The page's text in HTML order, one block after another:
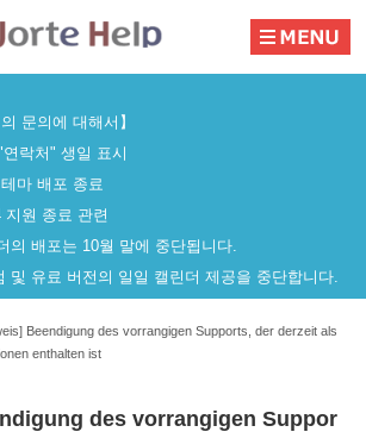
문의에 대해서】
락처" 생일 표시
마 배포 종료
지원 종료 관련
의 배포는 10월 말에 중단됩니다.
및 유료 버전의 일일 캘린더 제공을 중단합니다.
Beendigung des vorrangigen Supports, der derzeit als
enthalten ist
des vorrangigen Suppor